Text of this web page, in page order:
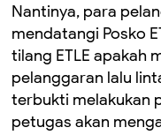
Nantinya, para
mendatangi Posko
tilang ETLE apakah
pelanggaran lalu
terbukti melakukan
petugas akan